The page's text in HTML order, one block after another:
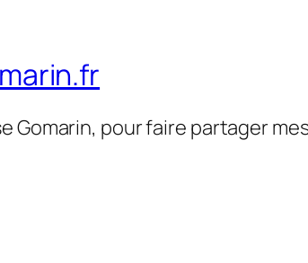
Gomarin, pour faire partager